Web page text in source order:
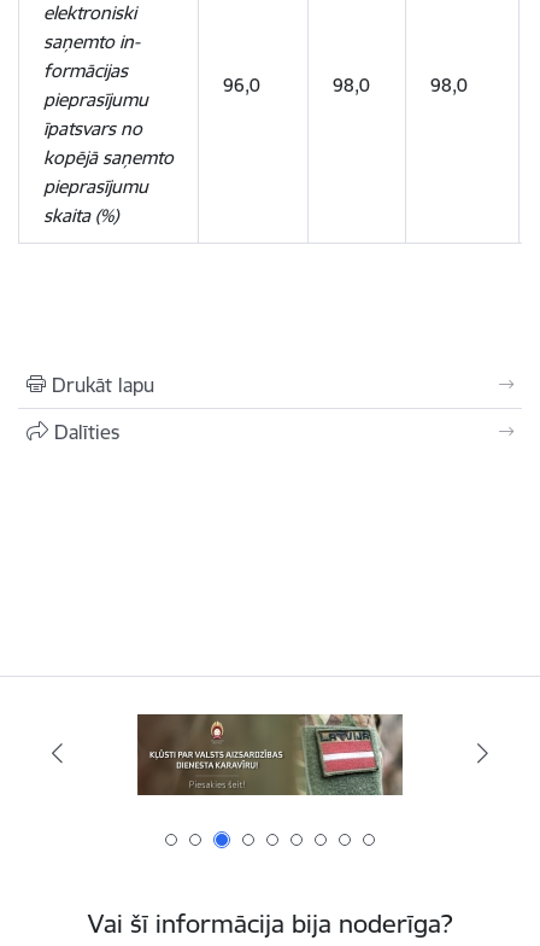
elektroniski
saņemto in­
formācijas
pieprasījumu
īpatsvars no
kopējā saņemto
pieprasījumu
skaita (%)
96,0 98,0 98,0
Drukāt lapu
Dalīties
Vai šī informācija bija noderīga?